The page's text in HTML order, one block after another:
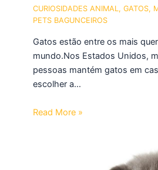
CURIOSIDADES ANIMAL ,GATOS,
PETS BAGUNCEIROS
Gatos estão entre os mais
mundo.Nos Estados Unidos,
pessoas mantém gatos em
escolher a…
Read More »